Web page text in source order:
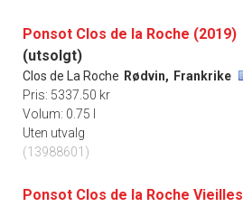
Ponsot Clos de la Roche (2019)
(utsolgt)
Clos de La Roche Rødvin, Frankrike
Pris: 5337.50 kr
Volum: 0.75 l
Uten utvalg
(13988601)
Ponsot Clos de la Roche Vieilles